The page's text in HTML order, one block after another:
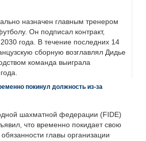
назначен главным тренером
Он подписал контракт,
года. В течение последних 14
сборную возглавлял Дидье
команда выиграла
покинул должность из-за
шахматной федерации (FIDE)
что временно покидает свою
главы организации